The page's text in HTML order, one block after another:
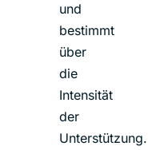
und
bestimmt
über
die
Intensität
der
Unterstützung.